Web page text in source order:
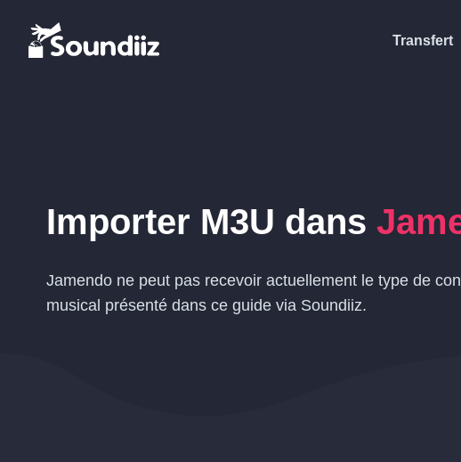
Transfert
Importer M3U dans
Jamendo ne peut pas recevoir actuellement le type de
musical présenté dans ce guide via Soundiiz.